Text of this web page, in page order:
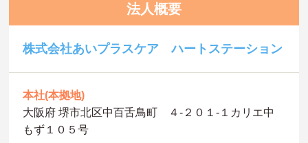
法人概要
株式会社あいプラスケア ハートステーション
本社(本拠地)
大阪府 堺市北区中百舌鳥町 ４-２０１-１カリエ中
もず１０５号